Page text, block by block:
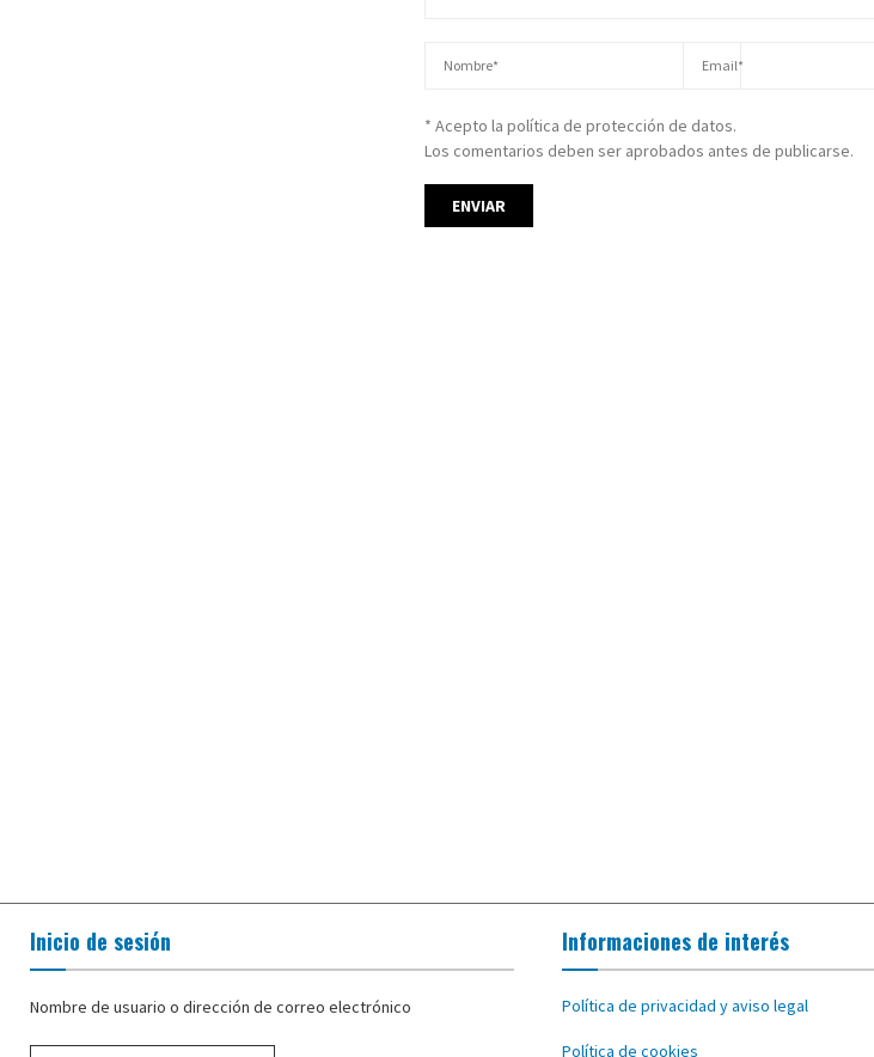
* Acepto la política de protección de datos.
Los comentarios deben ser aprobados antes de publicarse.
Inicio de sesión
Nombre de usuario o dirección de correo electrónico
Informaciones de interés
Política de privacidad y aviso legal
Política de cookies